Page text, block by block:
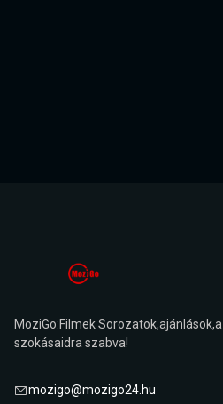
MoziGo:Filmek Sorozatok,ajánlások,a
szokásaidra szabva!
mozigo@mozigo24.hu